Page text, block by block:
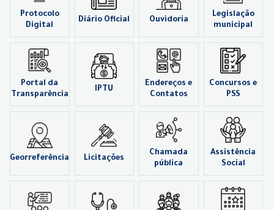
Protocolo
Digital
Diário Oficial Ouvidoria
Legislação
municipal
Portal da
Transparência
IPTU
Endereços e
Contatos
Concursos e
PSS
Georreferência Licitações
Chamada
pública
Assistência
Social